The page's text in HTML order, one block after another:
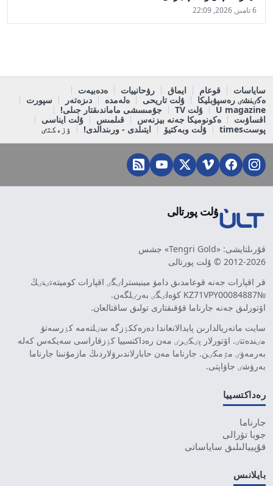
6 تامىز, 2026, 22:09
ساياسات قوعام ايماق رۋحانييات
ەدەبيەت
ەكٸنشٸ رەسپۋبليكا
ۇلت تاريحى ەلەمدە دىزەتەر
سپورت
U magazine
ۇلت TV
جۇمىسشى ماماندىقتار جىلى!
اقساۋىت
ەكونوميكا جەنە بيزنەس قىلمىس
ۇلت ايناسى
پوستtimes
ۇلت وبەكتيۆ ايتىلدى - ورىندالدى! ٶزەكتٸ
ۇلت پورتالى
قۇرىلتايشى: «Tengri Gold» جشس
2012-2026 © ۇلت پورتالى
قر اقپارات جەنە قوعامدىق دامۋ مينيسترلٸگٸ اقپارات كوميتەتٸنٸڭ
№KZ71VPY00084887 كۋەلٸگٸ بەرٸلگەن.
اۆتورلىق جەنە جارناما قۇقىقتارى تولىق ساقتالعان.
سايت ماتەريالدارىن پايدالانعاندا دەرەككٶزگە سٸلتەمە كٶرسەتۋ
مٸندەتتٸ. اۆتورلار پٸكٸرٸ مەن رەداكتسييا كٶزقاراسى سەيكەس كەلە
بەرمەۋٸ مٷمكٸن. جارناما مەن حابارلاندىرۋلاردىڭ مازمۇنىنا جارناما
بەرۋشٸ جاۋاپتى.
رەداكتسييا
جارناما
جوبا تۋرالى
قۇپييالىلىق ساياساتى
بايلانىس